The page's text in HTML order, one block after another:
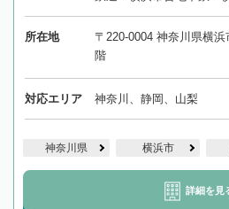
所在地
〒220-0004 神奈川県横
階
対応エリア 神奈川、静岡、山梨
神奈川県 横浜市
詳細を見